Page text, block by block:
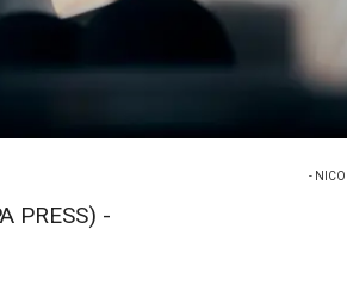
-
PRESS) -